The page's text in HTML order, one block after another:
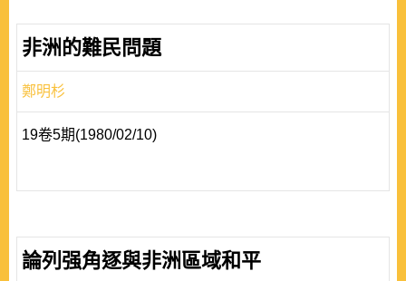
非洲的難民問題
鄭明杉
19卷5期(1980/02/10)
論列强角逐與非洲區域和平